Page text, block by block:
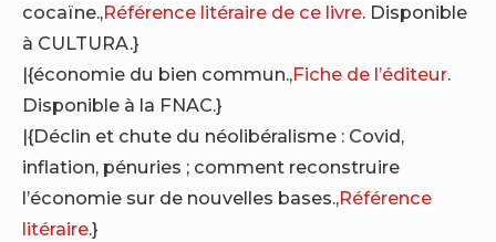
cocaïne.,Référence litéraire de ce livre. Disponible
à CULTURA.}
|{économie du bien commun.,Fiche de l’éditeur.
Disponible à la FNAC.}
|{Déclin et chute du néolibéralisme : Covid,
inflation, pénuries ; comment reconstruire
l’économie sur de nouvelles bases.,Référence
litéraire.}